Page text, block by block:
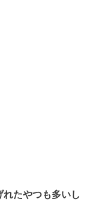
たやつも多いし